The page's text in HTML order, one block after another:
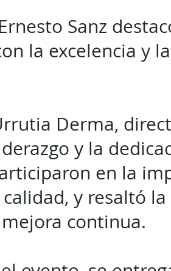
Sanz
la excelencia y
Derma,
y la
en la
y resaltó
continua.